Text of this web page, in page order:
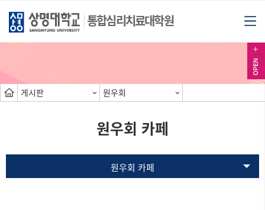
통합심리치료대학원
게시판 원우회
원우회 카페
원우회 카페